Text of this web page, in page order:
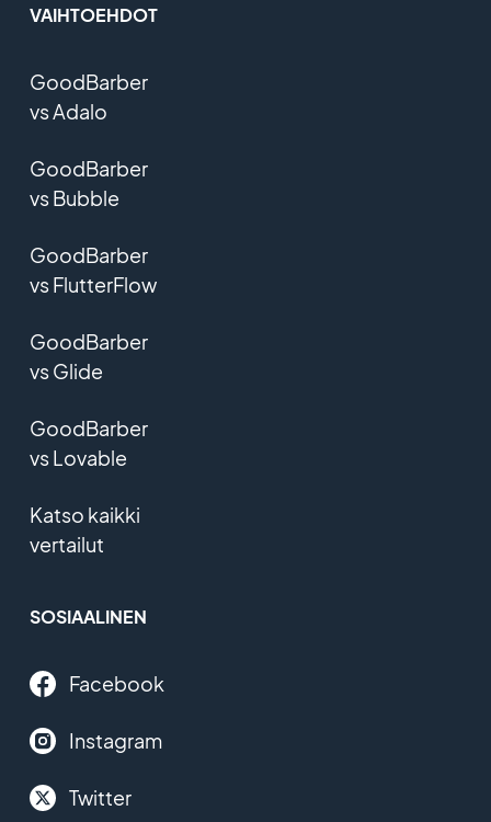
VAIHTOEHDOT
GoodBarber
vs Adalo
GoodBarber
vs Bubble
GoodBarber
vs FlutterFlow
GoodBarber
vs Glide
GoodBarber
vs Lovable
Katso kaikki
vertailut
SOSIAALINEN
Facebook
Instagram
Twitter